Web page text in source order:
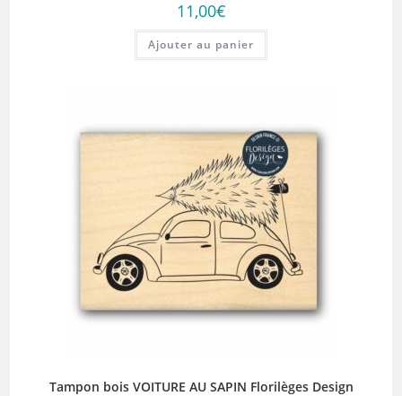
11,00€
Ajouter au panier
Tampon bois VOITURE AU SAPIN Florilèges Design